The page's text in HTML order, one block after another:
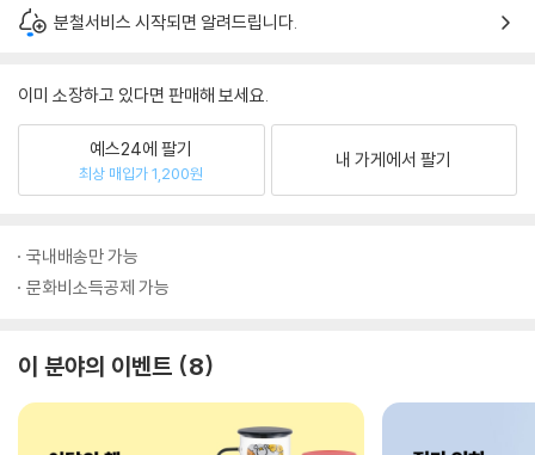
분철서비스 시작되면 알려드립니다.
이미 소장하고 있다면 판매해 보세요.
예스24에 팔기
최상 매입가 1,200원
내 가게에서 팔기
국내배송만 가능
문화비소득공제 가능
이 분야의 이벤트 8